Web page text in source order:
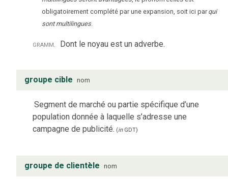
obligatoirement complété par une expansion, soit ici par qui
sont multilingues.
gramm. Dont le noyau est un adverbe.
groupe cible nom
Segment de marché ou partie spécifique d’une
population donnée à laquelle s’adresse une
campagne de publicité. (inGDT)
groupe de clientèle nom